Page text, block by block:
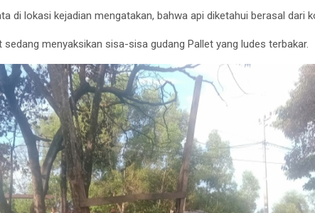
di lokasi kejadian mengatakan, bahwa api diketahui berasal dari
menyaksikan sisa-sisa gudang Pallet yang ludes terbakar.